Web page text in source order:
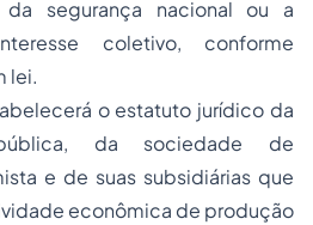
da segurança nacional ou a
coletivo, conforme
lei.
o estatuto jurídico da
da sociedade de
e de suas subsidiárias que
econômica de produção